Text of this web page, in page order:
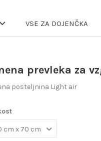
VSE ZA DOJENČKA
prevleka za
posteljnina Light air